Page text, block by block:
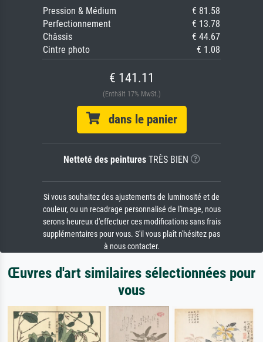
Pression & Médium
€ 81.58
Perfectionnement
€ 13.78
Châssis
€ 44.67
Cintre photo
€ 1.08
€ 141.11
(Enthält 17% MwSt.)
dans le panier
Netteté des peinturesTRÈS BIEN
Si vous souhaitez des ajustements de luminosité et de
couleur, ou un recadrage personnalisé de l'image, nous
serons heureux d'effectuer ces modifications sans frais
supplémentaires pour vous. S'il vous plaît n'hésitez pas
à nous contacter.
Œuvres d'art similaires sélectionnées pour
vous